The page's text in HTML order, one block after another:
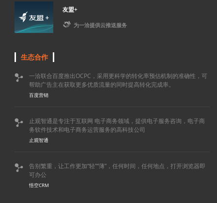
友盟+
 为一洽提供云推送服务
生态合作

一洽联合百度推出OCPC，采用更科学的转化率预估机制的准确性，可
帮助广告主在获取更多优质流量的同时提高转化完成率。
百度营销

止观智通是专注于互联网 电子商务领域，提供电子服务咨询，电子商
务软件技术和电子商务运营服务的高科技公司
止观智通

告别繁重，让工作更加“轻”“薄”，任何时间，任何地点，打开浏览器即
可办公
悟空CRM